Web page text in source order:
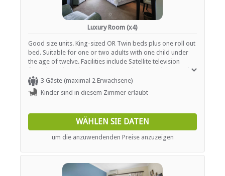
Luxury Room (x4)
Good size units. King-sized OR Twin beds plus one roll out
bed. Suitable for one or two adults with one child under
the age of twelve. Facilities include Satellite television
featuring selected M-Net and DStv channels. High speed
internet access, Bar fridge, Filter coffee maker, tea and
instant coffee and Air conditioning.
3 Gäste (maximal 2 Erwachsene)
Kinder sind in diesem Zimmer erlaubt
WÄHLEN SIE DATEN
um die anzuwendenden Preise anzuzeigen